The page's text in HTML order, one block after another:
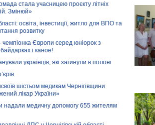
підтримала
бізнес-
розвиток
області
Forbes
Патрона: хто і
І куди
стала учасницею проєкту літніх
Змінюй»
освіта, інвестиції, житло для ВПО та
розвитку
Європи серед юніорок з
і каное!
українців, які загинули в полоні
шістьом медикам Чернігівщини
лікар України»
надали медичну допомогу 655 жителям